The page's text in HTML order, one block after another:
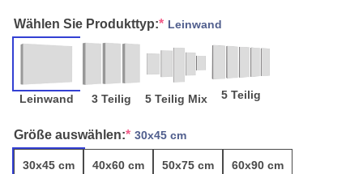
Wählen Sie Produkttyp:* Leinwand
Leinwand 3 Teilig 5 Teilig Mix 5 Teilig
Größe auswählen:* 30x45 cm
30x45 cm 40x60 cm 50x75 cm 60x90 cm